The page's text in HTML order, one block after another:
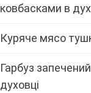
ковбасками в
Куряче мясо
Гарбуз
духовці